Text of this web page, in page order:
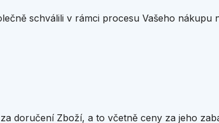
schválili v rámci procesu Vašeho nákupu
doručení Zboží, a to včetně ceny za jeho